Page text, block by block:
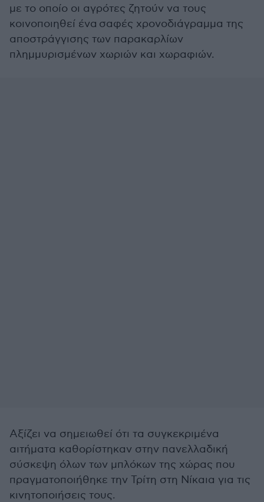
με το οποίο οι αγρότες ζητούν να τους
κοινοποιηθεί ένα σαφές χρονοδιάγραμμα της
αποστράγγισης των παρακαρλίων
πλημμυρισμένων χωριών και χωραφιών.
Αξίζει να σημειωθεί ότι τα συγκεκριμένα
αιτήματα καθορίστηκαν στην πανελλαδική
σύσκεψη όλων των μπλόκων της χώρας που
πραγματοποιήθηκε την Τρίτη στη Νίκαια για τις
κινητοποιήσεις τους.